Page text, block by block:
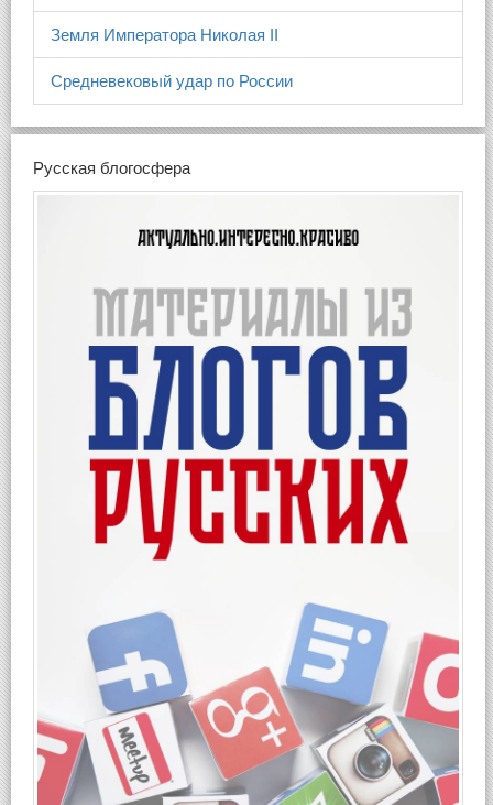
Земля Императора Николая II
Средневековый удар по России
Русская блогосфера